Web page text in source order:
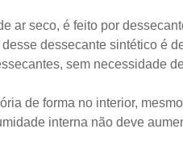
ar seco, é feito por
dessecante sintético é
sem necessidade
de forma no interior,
interna não deve